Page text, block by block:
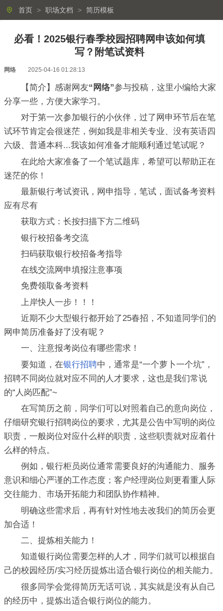
首页 > 职场文档 > 简历模板
必看！2025银行春季校园招聘网申该如何填
写？附笔试资料
网络 2025-04-16 01:28:13
【简介】感谢网友“网络”参与投稿，这里小编给大家
分享一些，方便大家学习。
对于第一次参加银行的小伙伴，过了网申环节后在笔
试环节肯定会很迷茫，例如我是非相关专业、没有英语四
六级、普通本科...我该如何准备才能顺利通过笔试呢？
在此给大家准备了一个笔试题库，希望可以帮助正在
迷茫的你！
最新银行考试资讯，网申指导，笔试，面试备考资料
应有尽有
获取方式：长按扫描下方二维码
银行校招备考交流
扫码获取银行校招备考指导
在线交流网申填报注意事项
免费领取备考资料
上岸快人一步！！！
近期不少大型银行都开始了25春招，不知道同学们的
网申简历准备好了没有呢？
一、注意报考岗位有哪些需求！
要知道，在银行招聘中，通常是“一个萝卜一个坑”，
招聘不同岗位就对应不同的人才要求，这也是我们常说
的“人岗匹配”~
在写简历之前，同学们可以对照着自己的意向岗位，
仔细研究银行招聘岗位的要求，尤其是公告中写明的岗位
职责，一般岗位对应什么样的职责，这些职责就对应着什
么样的特点。
例如，银行柜员岗位通常需要良好的沟通能力、服务
意识和细心严谨的工作态度；客户经理岗位则更看重人际
交往能力、市场开拓能力和团队协作精神。
明确这些需求后，再有针对性地去改我们的简历会更
加合适！
二、提炼相关能力！
知道银行岗位需要怎样的人才，同学们就可以根据自
己的校园经历/实习经历提炼出适合银行岗位的相关能力。
很多同学会觉得简历无话可说，其实就是没有从自己
的经历中，提炼出适合银行岗位的能力。